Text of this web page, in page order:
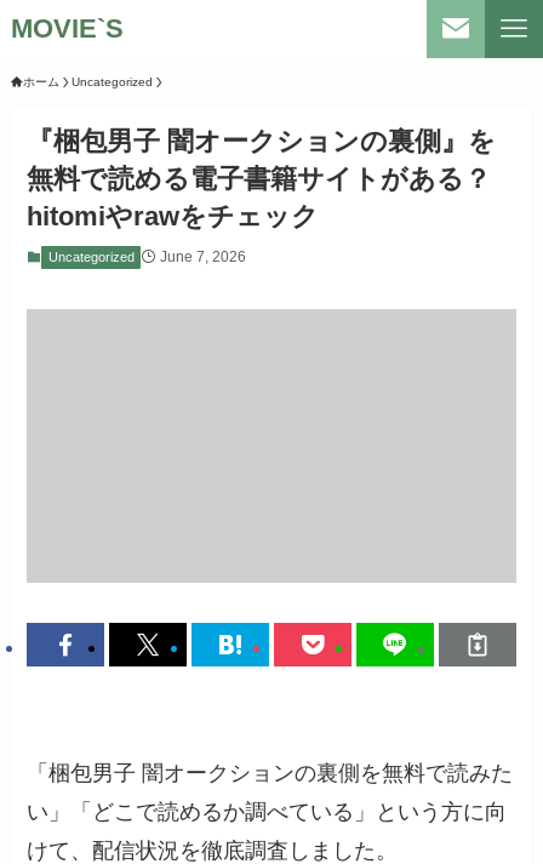
MOVIE`S
ホーム Uncategorized
『梱包男子 闇オークションの裏側』を
無料で読める電子書籍サイトがある？
hitomiやrawをチェック
Uncategorized June 7, 2026
「梱包男子 闇オークションの裏側を無料で読みた
い」「どこで読めるか調べている」という方に向
けて、配信状況を徹底調査しました。